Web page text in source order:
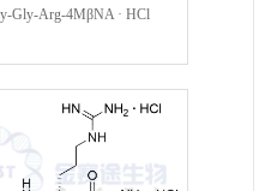
Gly-Arg-4MβNA · HCl